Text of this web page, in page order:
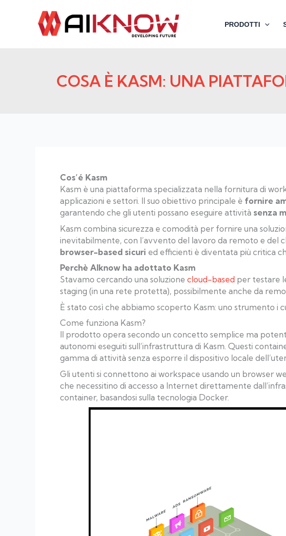
contenuto
PRODOTTI
COSA È KASM: UNA
Cos’é Kasm
Kasm è una piattaforma specializzata nella fornitura di
applicazioni e settori. Il suo obiettivo principale è fornire
garantendo che gli utenti possano eseguire attività senza
Kasm combina sicurezza e comodità per fornire una
inevitabilmente, con l’avvento del lavoro da remoto e del
browser-based sicuri ed efficienti è diventata più critica
Perchè AIknow ha adottato Kasm
Stavamo cercando una soluzione cloud-based per testare
staging (in una rete protetta), possibilmente anche da
È stato così che abbiamo scoperto Kasm: uno strumento i
Come funziona Kasm?
Il prodotto opera secondo un concetto semplice ma
autonomi eseguiti sull’infrastruttura di Kasm. Questi
gamma di attività senza esporre il dispositivo locale
Gli utenti si connettono ai workspace usando un browser
che necessitino di accesso a Internet direttamente
container, basandosi sulla tecnologia Docker.